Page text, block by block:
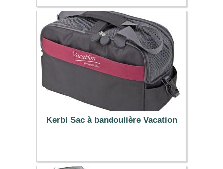
11.99 €
Kerbl Sac à bandoulière Vacation
39.49 €